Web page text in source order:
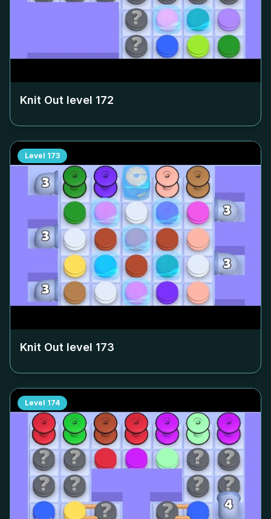
Knit Out level 172
Level 173
Knit Out level 173
Level 174